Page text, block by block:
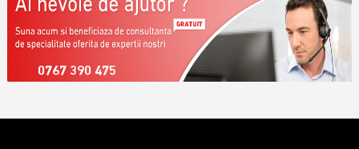
0767 390 475